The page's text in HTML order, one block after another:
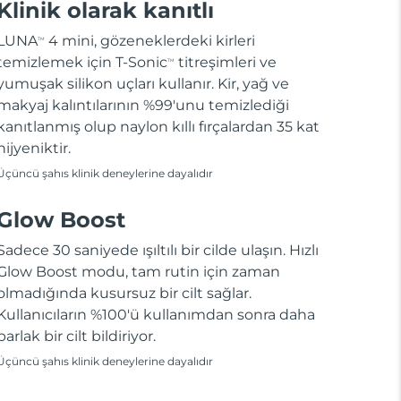
olarak kanıtlı
TM
4 mini, gözeneklerdeki kirleri
için T-SonicTM
titreşimleri ve
silikon uçları kullanır. Kir, yağ ve
kalıntılarının %99'unu temizlediği
olup naylon kıllı fırçalardan 35 kat
şahıs klinik deneylerine dayalıdır
Boost
30 saniyede ışıltılı bir cilde ulaşın. Hızlı
Boost modu, tam rutin için zaman
kusursuz bir cilt sağlar.
%100'ü kullanımdan sonra daha
bir cilt bildiriyor.
şahıs klinik deneylerine dayalıdır